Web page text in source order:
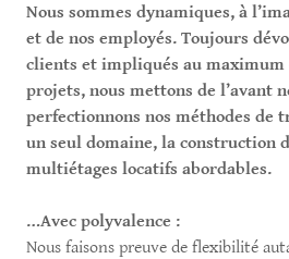
Nous sommes dynamiques, à
et de nos employés. Toujours
clients et impliqués au maximum
projets, nous mettons de l’avant
perfectionnons nos méthodes de
un seul domaine, la construction
multiétages locatifs abordables.
…Avec polyvalence :
Nous faisons preuve de flexibilité